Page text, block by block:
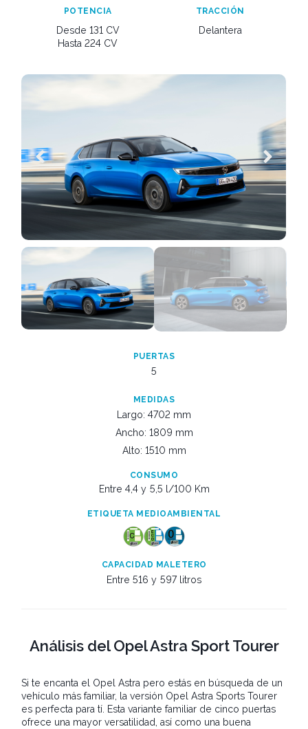
POTENCIA
Desde 131 CV
Hasta 224 CV
TRACCIÓN
Delantera
PUERTAS
5
MEDIDAS
Largo: 4702 mm
Ancho: 1809 mm
Alto: 1510 mm
CONSUMO
Entre 4,4 y 5,5 l/100 Km
ETIQUETA MEDIOAMBIENTAL
CAPACIDAD MALETERO
Entre 516 y 597 litros
Análisis del Opel Astra Sport Tourer
Si te encanta el Opel Astra pero estás en búsqueda de un
vehículo más familiar, la versión Opel Astra Sports Tourer
es perfecta para tí. Esta variante familiar de cinco puertas
ofrece una mayor versatilidad, así como una buena